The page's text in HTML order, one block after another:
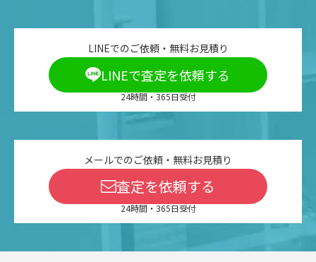
LINEでのご依頼・無料お見積り
LINEで査定を依頼する
24時間・365日受付
メールでのご依頼・無料お見積り
査定を依頼する
24時間・365日受付